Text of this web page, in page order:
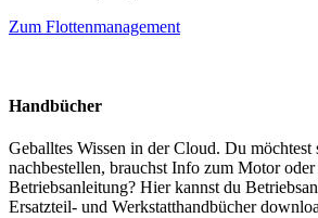
Zum Flottenmanagement
Handbücher
Geballtes Wissen in der Cloud. Du möchtest
nachbestellen, brauchst Info zum Motor
Betriebsanleitung? Hier kannst du
Ersatzteil- und Werkstatthandbücher